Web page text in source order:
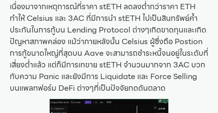
เนื่องมาจากเหตุการณ์ที่ราคา stETH ลดลงต่ำกว่าราคา ETH
ทำให้ Celsius และ 3AC ที่มีการนำ stETH ไปเป็นสินทรัพย์ค้ำ
ประกันในการกู้บน Lending Protocol ต่างๆเกิดขาดทุนและเกิด
ปัญหาสภาพคล่อง แม้ว่าภายหลังนั้น Celsius ผู้ซึ่งถือ Postion
การกู้ขนาดใหญ่ที่สุดบน Aave จะสามารถชำระหนี้จนอยู่ในระดับที่
เสี่ยงต่ำแล้ว แต่ก็มีการเทขาย stETH จำนวนมากจาก 3AC บวก
กับความ Panic และยังมีการ Liquidate และ Force Selling
บนแพลทฟอร์ม DeFi ต่างๆที่เป็นปัจจัยกดดันตลาด